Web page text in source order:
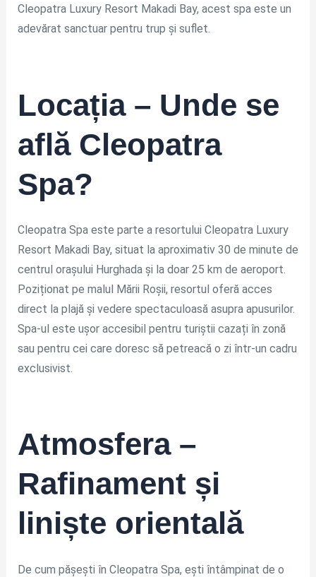
Cleopatra Luxury Resort Makadi Bay, acest spa este un
adevărat sanctuar pentru trup și suflet.
Locația – Unde se
află Cleopatra
Spa?
Cleopatra Spa este parte a resortului Cleopatra Luxury
Resort Makadi Bay, situat la aproximativ 30 de minute de
centrul orașului Hurghada și la doar 25 km de aeroport.
Poziționat pe malul Mării Roșii, resortul oferă acces
direct la plajă și vedere spectaculoasă asupra apusurilor.
Spa-ul este ușor accesibil pentru turiștii cazați în zonă
sau pentru cei care doresc să petreacă o zi într-un cadru
exclusivist.
Atmosfera –
Rafinament și
liniște orientală
De cum pășești în Cleopatra Spa, ești întâmpinat de o